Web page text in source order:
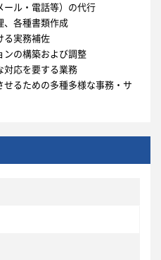
ール・電話等）の代行
、各種書類作成
る実務補佐
ンの構築および調整
対応を要する業務
せるための多種多様な事務・サ